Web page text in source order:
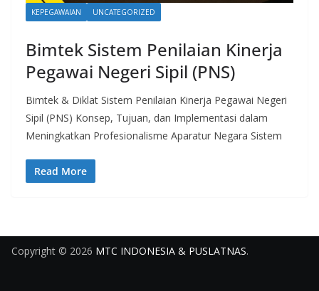
KEPEGAWAIAN UNCATEGORIZED
Bimtek Sistem Penilaian Kinerja
Pegawai Negeri Sipil (PNS)
Bimtek & Diklat Sistem Penilaian Kinerja Pegawai Negeri
Sipil (PNS) Konsep, Tujuan, dan Implementasi dalam
Meningkatkan Profesionalisme Aparatur Negara Sistem
Read More
Copyright © 2026 MTC INDONESIA & PUSLATNAS.